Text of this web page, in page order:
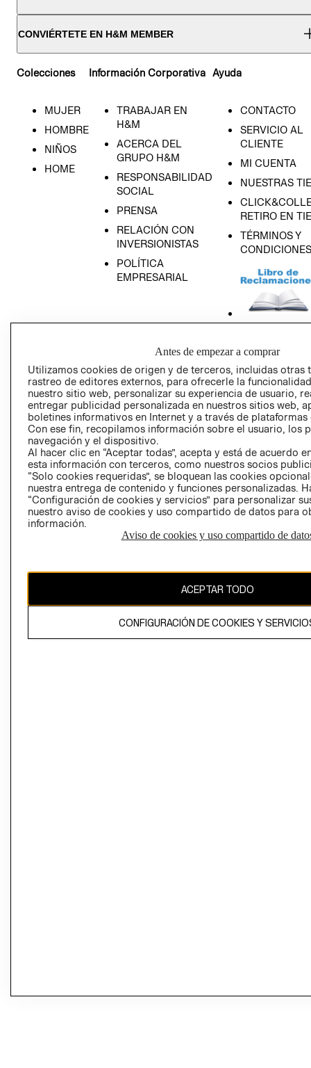
CONVIÉRTETE EN H&M MEMBER
Colecciones
MUJER
HOMBRE
NIÑOS
HOME
Información Corporativa
TRABAJAR EN
H&M
ACERCA DEL
GRUPO H&M
RESPONSABILIDAD
SOCIAL
PRENSA
RELACIÓN CON
INVERSIONISTAS
POLÍTICA
EMPRESARIAL
Ayuda
CONTACTO
SERVICIO AL
CLIENTE
MI CUENTA
NUESTRAS
RETIRO EN
TÉRMINOS Y
CONDICIONES
PRIVACIDAD
GIFT CARD
AVISO DE
Perú (S/)
CAMBIAR REGIÓN
Antes de empezar a comprar
Utilizamos cookies de origen y de terceros, incluidas otras
rastreo de editores externos, para ofrecerle la
nuestro sitio web, personalizar su experiencia de usuario,
entregar publicidad personalizada en nuestros sitios web,
boletines informativos en Internet y a través de plataformas
Con ese fin, recopilamos información sobre el usuario, los
navegación y el dispositivo.
Al hacer clic en “Aceptar todas”, acepta y está de acuerdo
esta información con terceros, como nuestros socios
“Solo cookies requeridas”, se bloquean las cookies
nuestra entrega de contenido y funciones personalizadas.
“Configuración de cookies y servicios” para personalizar
nuestro aviso de cookies y uso compartido de datos para
información.
Aviso de cookies y uso compartido de
ACEPTAR TODO
CONFIGURACIÓN DE COOKIES Y